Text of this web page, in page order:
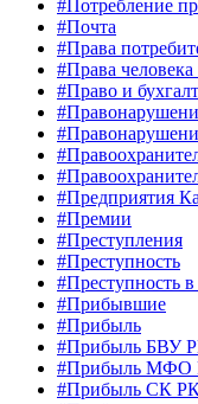
#Потребление
#Почта
#Права
#Права человека
#Право и
#Предприятия
#Премии
#Преступления
#Преступность
#Преступность в
#Прибывшие
#Прибыль
#Прибыль БВУ
#Прибыль МФО
#Прибыль СК